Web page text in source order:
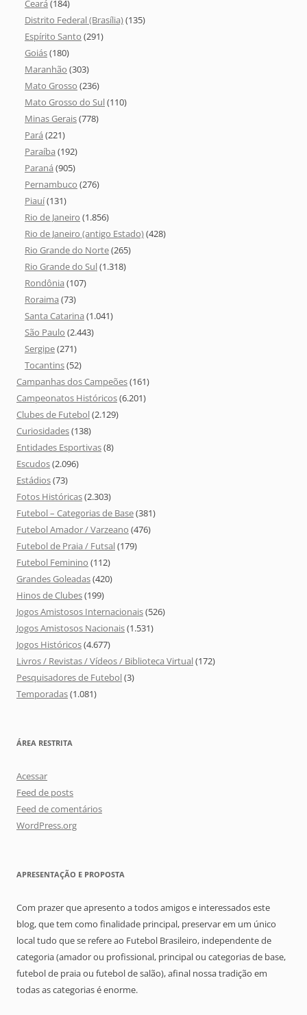
Ceará (184)
Distrito Federal (Brasília)(135)
Espírito Santo (291)
Goiás(180)
Maranhão (303)
Mato Grosso (236)
Mato Grosso do Sul(110)
Minas Gerais(778)
Pará (221)
Paraíba (192)
Paraná (905)
Pernambuco (276)
Piauí(131)
Rio de Janeiro (1.856)
Rio de Janeiro (antigo Estado)(428)
Rio Grande do Norte(265)
Rio Grande do Sul(1.318)
Rondônia (107)
Roraima (73)
Santa Catarina (1.041)
São Paulo (2.443)
Sergipe(271)
Tocantins(52)
Campanhas dos Campeões(161)
Campeonatos Históricos(6.201)
Clubes de Futebol(2.129)
Curiosidades(138)
Entidades Esportivas(8)
Escudos(2.096)
Estádios(73)
Fotos Históricas(2.303)
Futebol – Categorias de Base(381)
Futebol Amador / Varzeano (476)
Futebol de Praia / Futsal(179)
Futebol Feminino (112)
Grandes Goleadas(420)
Hinos de Clubes(199)
Jogos Amistosos Internacionais(526)
Jogos Amistosos Nacionais(1.531)
Jogos Históricos(4.677)
Livros / Revistas / Vídeos / Biblioteca Virtual(172)
Pesquisadores de Futebol(3)
Temporadas(1.081)
ÁREA RESTRITA
Acessar
Feed de posts
Feed de comentários
WordPress.org
APRESENTAÇÃO E PROPOSTA
Com prazer que apresento a todos amigos e interessados este
blog, que tem como finalidade principal, preservar em um único
local tudo que se refere ao Futebol Brasileiro, independente de
categoria (amador ou profissional, principal ou categorias de base,
futebol de praia ou futebol de salão), afinal nossa tradição em
todas as categorias é enorme.